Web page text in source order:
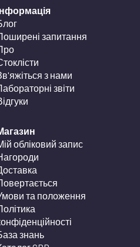
запитання
з нами
звіти
обліковий запис
та положення
знань